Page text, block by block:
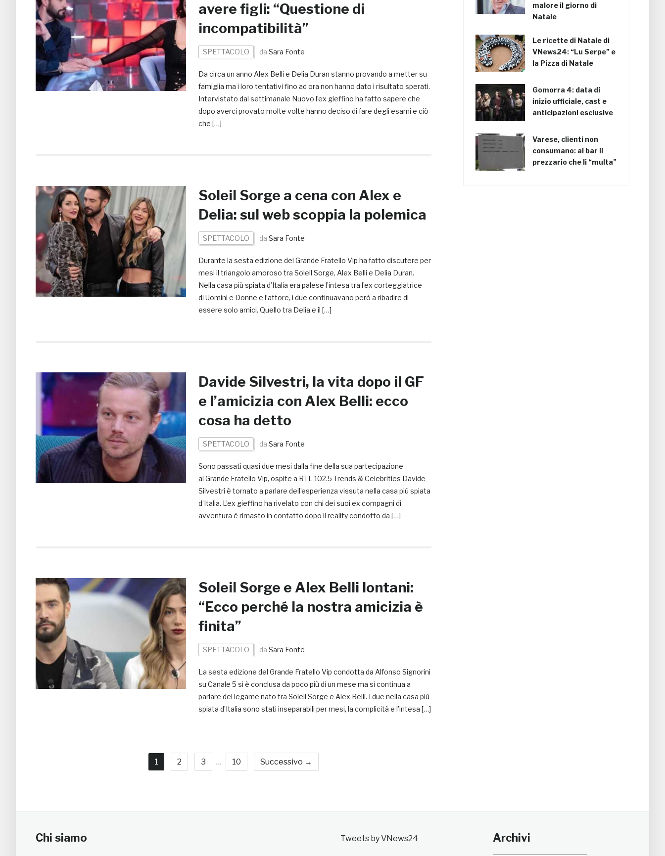
avere figli: “Questione di
incompatibilità”
SPETTACOLO da Sara Fonte
Da circa un anno Alex Belli e Delia Duran stanno provando a metter su
famiglia ma i loro tentativi fino ad ora non hanno dato i risultato sperati.
Intervistato dal settimanale Nuovo l’ex gieffino ha fatto sapere che
dopo averci provato molte volte hanno deciso di fare degli esami e ciò
che […]
Soleil Sorge a cena con Alex e
Delia: sul web scoppia la polemica
SPETTACOLO da Sara Fonte
Durante la sesta edizione del Grande Fratello Vip ha fatto discutere per
mesi il triangolo amoroso tra Soleil Sorge, Alex Belli e Delia Duran.
Nella casa più spiata d’Italia era palese l’intesa tra l’ex corteggiatrice
di Uomini e Donne e l’attore, i due continuavano però a ribadire di
essere solo amici. Quello tra Delia e il […]
Davide Silvestri, la vita dopo il GF
e l’amicizia con Alex Belli: ecco
cosa ha detto
SPETTACOLO da Sara Fonte
Sono passati quasi due mesi dalla fine della sua partecipazione
al Grande Fratello Vip, ospite a RTL 102.5 Trends & Celebrities Davide
Silvestri è tornato a parlare dell’esperienza vissuta nella casa più spiata
d’Italia. L’ex gieffino ha rivelato con chi dei suoi ex compagni di
avventura è rimasto in contatto dopo il reality condotto da […]
Soleil Sorge e Alex Belli lontani:
“Ecco perché la nostra amicizia è
finita”
SPETTACOLO da Sara Fonte
La sesta edizione del Grande Fratello Vip condotta da Alfonso Signorini
su Canale 5 si è conclusa da poco più di un mese ma si continua a
parlare del legame nato tra Soleil Sorge e Alex Belli. I due nella casa più
spiata d’Italia sono stati inseparabili per mesi, la complicità e l’intesa […]
1 2 3 … 10 Successivo →
malore il giorno di
Natale
Le ricette di Natale di
VNews24: “Lu Serpe” e
la Pizza di Natale
Gomorra 4: data di
inizio ufficiale, cast e
anticipazioni esclusive
Varese, clienti non
consumano: al bar il
prezzario che li “multa”
Chi siamo Tweets by VNews24 Archivi